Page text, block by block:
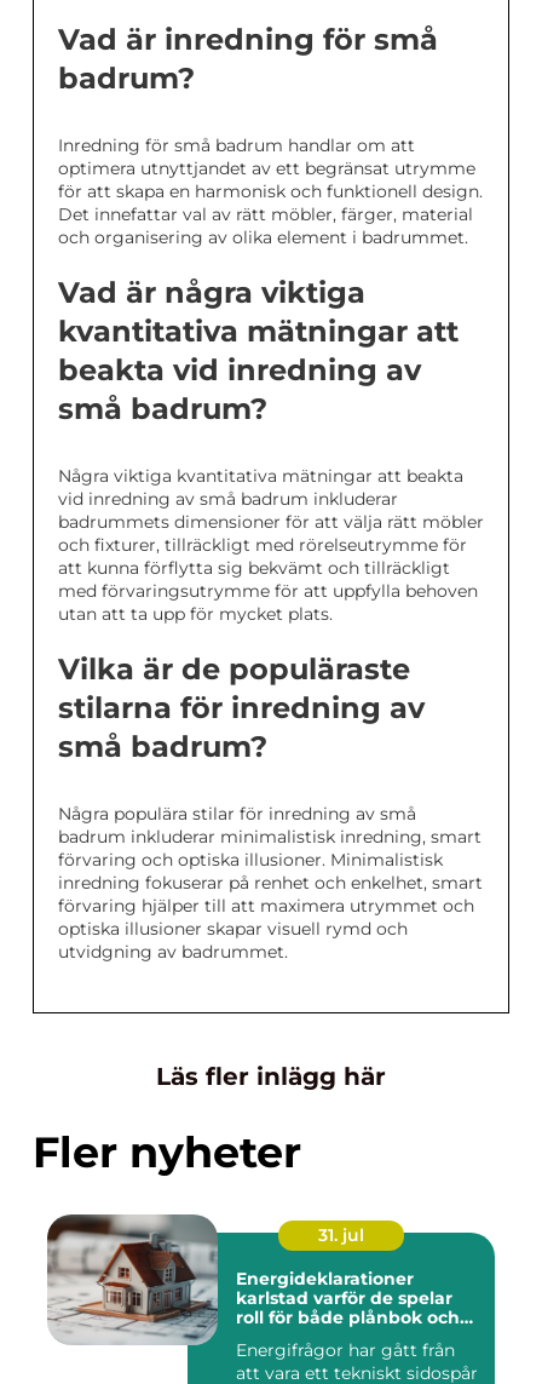
Vad är inredning för små
badrum?
Inredning för små badrum handlar om att
optimera utnyttjandet av ett begränsat utrymme
för att skapa en harmonisk och funktionell design.
Det innefattar val av rätt möbler, färger, material
och organisering av olika element i badrummet.
Vad är några viktiga
kvantitativa mätningar att
beakta vid inredning av
små badrum?
Några viktiga kvantitativa mätningar att beakta
vid inredning av små badrum inkluderar
badrummets dimensioner för att välja rätt möbler
och fixturer, tillräckligt med rörelseutrymme för
att kunna förflytta sig bekvämt och tillräckligt
med förvaringsutrymme för att uppfylla behoven
utan att ta upp för mycket plats.
Vilka är de populäraste
stilarna för inredning av
små badrum?
Några populära stilar för inredning av små
badrum inkluderar minimalistisk inredning, smart
förvaring och optiska illusioner. Minimalistisk
inredning fokuserar på renhet och enkelhet, smart
förvaring hjälper till att maximera utrymmet och
optiska illusioner skapar visuell rymd och
utvidgning av badrummet.
Läs fler inlägg här
Fler nyheter
31. jul
Energideklarationer
karlstad varför de spelar
roll för både plånbok och
Energifrågor har gått från
att vara ett tekniskt sidospår